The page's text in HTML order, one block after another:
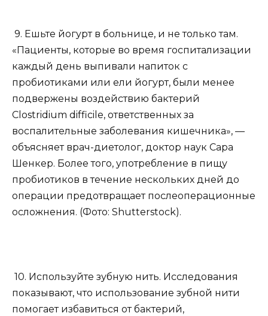
9. Ешьте йогурт в больнице, и не только там.
«Пациенты, которые во время госпитализации
каждый день выпивали напиток с
пробиотиками или ели йогурт, были менее
подвержены воздействию бактерий
Clostridium difficile, ответственных за
воспалительные заболевания кишечника», —
объясняет врач-диетолог, доктор наук Сара
Шенкер. Более того, употребление в пищу
пробиотиков в течение нескольких дней до
операции предотвращает послеоперационные
осложнения. (Фото: Shutterstock).
10. Используйте зубную нить. Исследования
показывают, что использование зубной нити
помогает избавиться от бактерий,